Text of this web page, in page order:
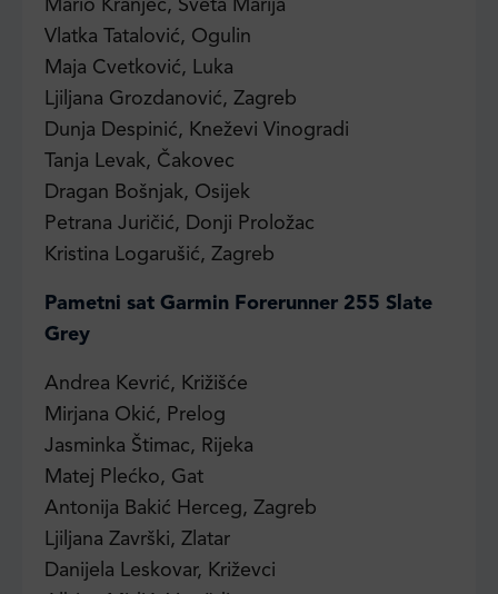
Mario Kranjec, Sveta Marija
Vlatka Tatalović, Ogulin
Maja Cvetković, Luka
Ljiljana Grozdanović, Zagreb
Dunja Despinić, Kneževi Vinogradi
Tanja Levak, Čakovec
Dragan Bošnjak, Osijek
Petrana Juričić, Donji Proložac
Kristina Logarušić, Zagreb
Pametni sat Garmin Forerunner 255 Slate
Grey
Andrea Kevrić, Križišće
Mirjana Okić, Prelog
Jasminka Štimac, Rijeka
Matej Plećko, Gat
Antonija Bakić Herceg, Zagreb
Ljiljana Završki, Zlatar
Danijela Leskovar, Križevci